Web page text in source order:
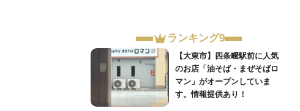
ランキング9
【大東市】四条畷駅前に人気
のお店「油そば・まぜそばロ
マン」がオープンしていま
す。情報提供あり！